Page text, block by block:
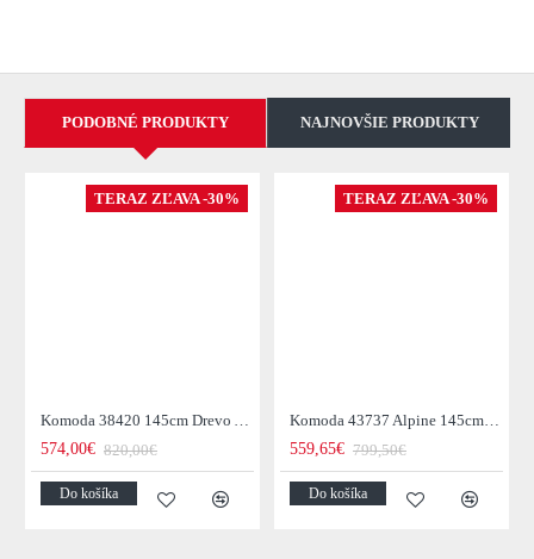
PODOBNÉ PRODUKTY NAJNOVŠIE PRODUKTY
TERAZ ZĽAVA -30%
Komoda 38420 145cm Drevo Acacia Retro
574,00€ 820,00€
Do košíka
TERAZ ZĽAVA -30%
Komoda 43737 Alpine 145cm Drevo Acacia Honey
559,65€ 799,50€
Do košíka